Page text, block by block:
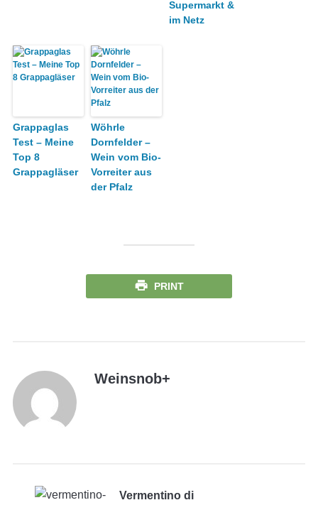
Supermarkt &
im Netz
Grappaglas
Test – Meine
Top 8
Grappagläser
Wöhrle
Dornfelder –
Wein vom Bio-
Vorreiter aus
der Pfalz
PRINT
Weinsnob+
Vermentino di